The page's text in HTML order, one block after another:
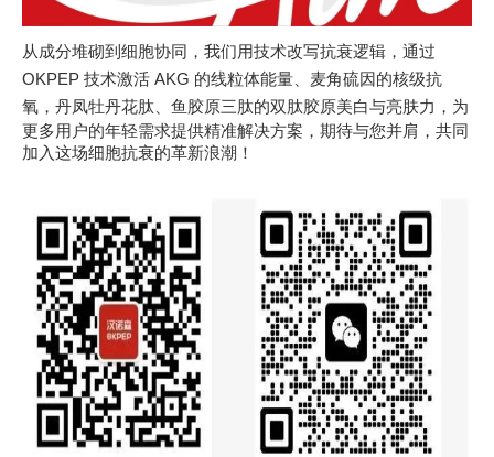
从成分堆砌到细胞协同，我们用技术改写抗衰逻辑，通过
OKPEP 技术激活 AKG 的线粒体能量、麦角硫因的核级抗
氧，丹凤牡丹花肽、鱼胶原三肽的双肽胶原美白与亮肤力，为
更多用户的年轻需求提供精准解决方案，期待与您并肩，共同
加入这场细胞抗衰的革新浪潮！